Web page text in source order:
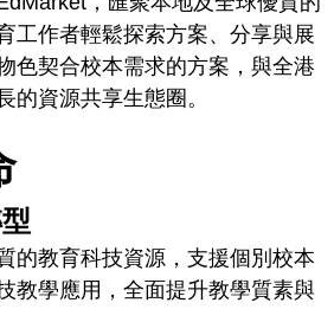
工作者輕鬆探索方案、分享與展
色契合校本需求的方案，與全港
的資源共享生態圈。
的教育科技資源，支援個別校本
教學應用，全面提升教學質素與